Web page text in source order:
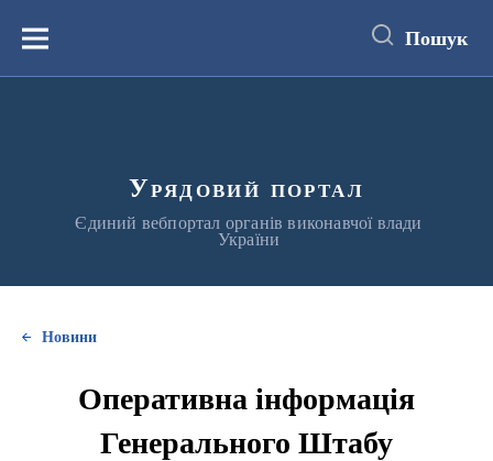
вмістуМеню Пошук
Урядовий портал
Єдиний вебпортал органів виконавчої влади
України
Новини
Оперативна інформація
Генерального Штабу